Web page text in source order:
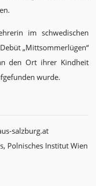
im schwedischen
„Mittsommerlügen“
den Ort ihrer Kindheit
wurde.
salzburg.at
Polnisches Institut Wien